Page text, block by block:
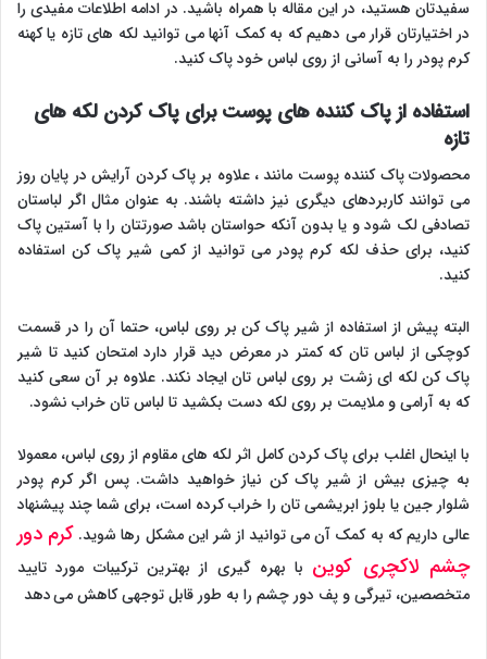
سفیدتان هستید، در این مقاله با همراه باشید. در ادامه اطلاعات مفیدی را
در اختیارتان قرار می دهیم که به کمک آنها می توانید لکه های تازه یا کهنه
کرم پودر را به آسانی از روی لباس خود پاک کنید.
استفاده از پاک کننده های پوست برای پاک کردن لکه های
تازه
محصولات پاک کننده پوست مانند ، علاوه بر پاک کردن آرایش در پایان روز
می توانند کاربردهای دیگری نیز داشته باشند. به عنوان مثال اگر لباستان
تصادفی لک شود و یا بدون آنکه حواستان باشد صورتتان را با آستین پاک
کنید، برای حذف لکه کرم پودر می توانید از کمی شیر پاک کن استفاده
کنید.
البته پیش از استفاده از شیر پاک کن بر روی لباس، حتما آن را در قسمت
کوچکی از لباس تان که کمتر در معرض دید قرار دارد امتحان کنید تا شیر
پاک کن لکه ای زشت بر روی لباس تان ایجاد نکند. علاوه بر آن سعی کنید
که به آرامی و ملایمت بر روی لکه دست بکشید تا لباس تان خراب نشود.
با اینحال اغلب برای پاک کردن کامل اثر لکه های مقاوم از روی لباس، معمولا
به چیزی بیش از شیر پاک کن نیاز خواهید داشت. پس اگر کرم پودر
شلوار جین یا بلوز ابریشمی تان را خراب کرده است، برای شما چند پیشنهاد
عالی داریم که به کمک آن می توانید از شر این مشکل رها شوید. کرم دور
چشم لاکچری کوین با بهره گیری از بهترین ترکیبات مورد تایید
متخصصین، تیرگی و پف دور چشم را به طور قابل توجهی کاهش می دهد